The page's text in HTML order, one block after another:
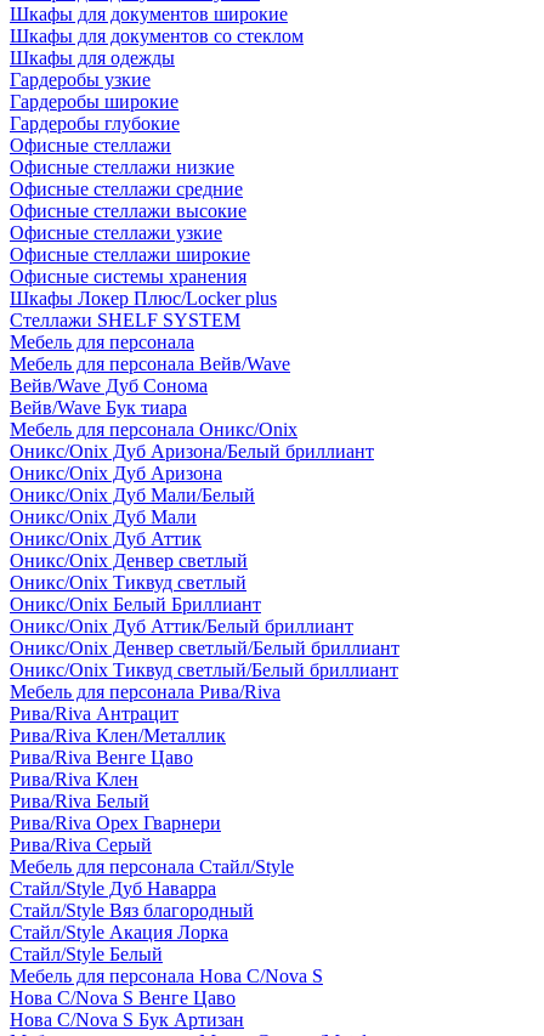
Шкафы для документов широкие
Шкафы для документов со стеклом
Шкафы для одежды
Гардеробы узкие
Гардеробы широкие
Гардеробы глубокие
Офисные стеллажи
Офисные стеллажи низкие
Офисные стеллажи средние
Офисные стеллажи высокие
Офисные стеллажи узкие
Офисные стеллажи широкие
Офисные системы хранения
Шкафы Локер Плюс/Locker plus
Стеллажи SHELF SYSTEM
Мебель для персонала
Мебель для персонала Вейв/Wave
Вейв/Wave Дуб Сонома
Вейв/Wave Бук тиара
Мебель для персонала Оникс/Onix
Оникс/Onix Дуб Аризона/Белый бриллиант
Оникс/Onix Дуб Аризона
Оникс/Onix Дуб Мали/Белый
Оникс/Onix Дуб Мали
Оникс/Onix Дуб Аттик
Оникс/Onix Денвер светлый
Оникс/Onix Тиквуд светлый
Оникс/Onix Белый Бриллиант
Оникс/Onix Дуб Аттик/Белый бриллиант
Оникс/Onix Денвер светлый/Белый бриллиант
Оникс/Onix Тиквуд светлый/Белый бриллиант
Мебель для персонала Рива/Riva
Рива/Riva Антрацит
Рива/Riva Клен/Металлик
Рива/Riva Венге Цаво
Рива/Riva Клен
Рива/Riva Белый
Рива/Riva Орех Гварнери
Рива/Riva Серый
Мебель для персонала Стайл/Style
Стайл/Style Дуб Наварра
Стайл/Style Вяз благородный
Стайл/Style Акация Лорка
Стайл/Style Белый
Мебель для персонала Нова С/Nova S
Нова С/Nova S Венге Цаво
Нова С/Nova S Бук Артизан